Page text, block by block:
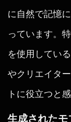
に自然で記憶
っています。
を使用してい
やクリエイタ
トに役立つと
生成された